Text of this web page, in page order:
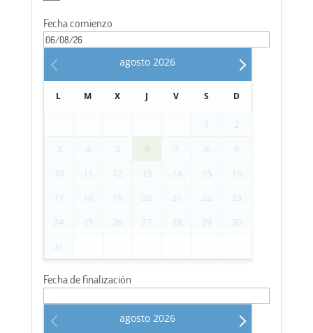
Fecha comienzo
agosto 2026
L M X J V S D
1
2
3
4 5 6 7 8
9
10
11 12 13 14 15
16
17
18 19 20 21 22
23
24
25 26 27 28 29
30
31
Fecha de finalización
agosto 2026